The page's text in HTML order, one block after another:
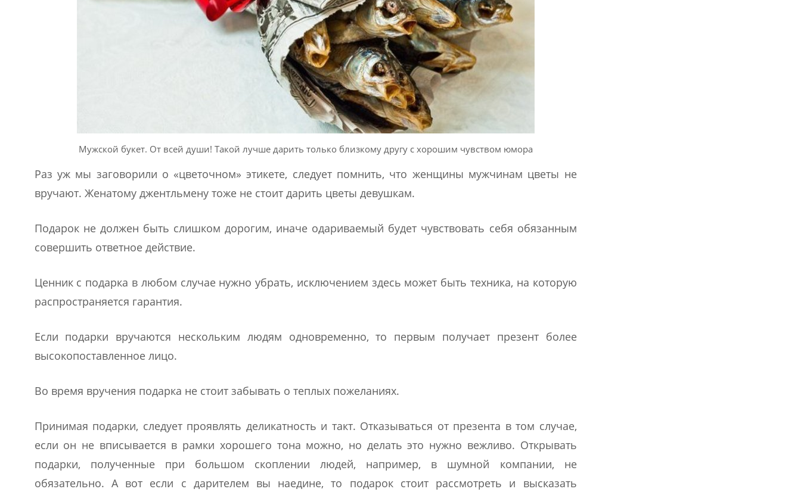
Мужской букет. От всей души! Такой лучше дарить только близкому другу с хорошим чувством юмора
Раз уж мы заговорили о «цветочном» этикете, следует помнить, что женщины мужчинам цветы не
вручают. Женатому джентльмену тоже не стоит дарить цветы девушкам.
Подарок не должен быть слишком дорогим, иначе одариваемый будет чувствовать себя обязанным
совершить ответное действие.
Ценник с подарка в любом случае нужно убрать, исключением здесь может быть техника, на которую
распространяется гарантия.
Если подарки вручаются нескольким людям одновременно, то первым получает презент более
высокопоставленное лицо.
Во время вручения подарка не стоит забывать о теплых пожеланиях.
Принимая подарки, следует проявлять деликатность и такт. Отказываться от презента в том случае,
если он не вписывается в рамки хорошего тона можно, но делать это нужно вежливо. Открывать
подарки, полученные при большом скоплении людей, например, в шумной компании, не
обязательно. А вот если с дарителем вы наедине, то подарок стоит рассмотреть и высказать